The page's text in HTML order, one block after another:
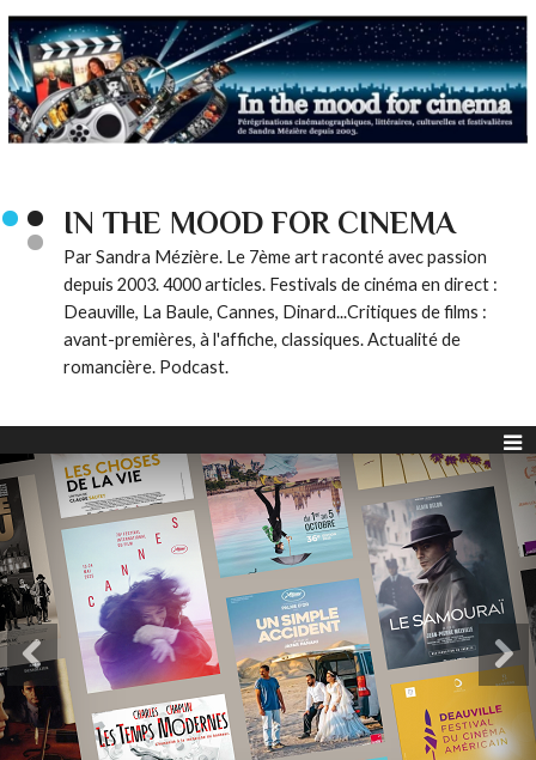
IN THE MOOD FOR CINEMA
Par Sandra Mézière. Le 7ème art raconté avec passion
depuis 2003. 4000 articles. Festivals de cinéma en direct :
Deauville, La Baule, Cannes, Dinard...Critiques de films :
avant-premières, à l'affiche, classiques. Actualité de
romancière. Podcast.